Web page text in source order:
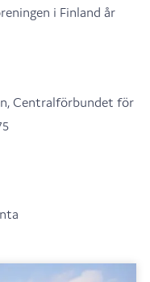
i Finland år
Centralförbundet för